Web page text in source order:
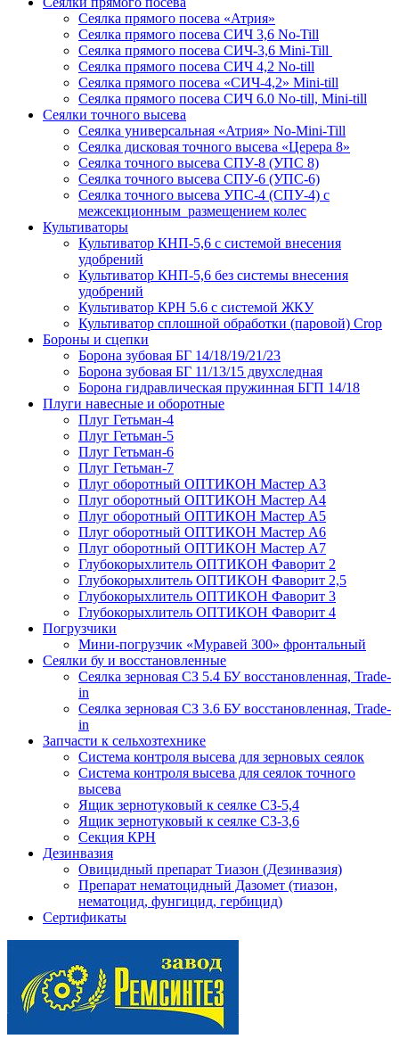
Сеялка прямого посева «Атрия»
Сеялка прямого посева СИЧ 3,6 No-Till
Сеялка прямого посева СИЧ-3,6 Mini-Till
Сеялка прямого посева СИЧ 4,2 No-till
Сеялка прямого посева «СИЧ-4,2» Mini-till
Сеялка прямого посева СИЧ 6.0 No-till, Mini-till
Сеялки точного высева
Сеялка универсальная «Атрия» No-Mini-Till
Сеялка дисковая точного высева «Церера 8»
Сеялка точного высева СПУ-8 (УПС 8)
Сеялка точного высева СПУ-6 (УПС-6)
Сеялка точного высева УПС-4 (СПУ-4) с
межсекционным размещением колес
Культиваторы
Культиватор КНП-5,6 с системой внесения
удобрений
Культиватор КНП-5,6 без системы внесения
удобрений
Культиватор КРН 5.6 с системой ЖКУ
Культиватор сплошной обработки (паровой) Crop
Бороны и сцепки
Борона зубовая БГ 14/18/19/21/23
Борона зубовая БГ 11/13/15 двухследная
Борона гидравлическая пружинная БГП 14/18
Плуги навесные и оборотные
Плуг Гетьман-4
Плуг Гетьман-5
Плуг Гетьман-6
Плуг Гетьман-7
Плуг оборотный ОПТИКОН Мастер А3
Плуг оборотный ОПТИКОН Мастер А4
Плуг оборотный ОПТИКОН Мастер А5
Плуг оборотный ОПТИКОН Мастер А6
Плуг оборотный ОПТИКОН Мастер А7
Глубокорыхлитель ОПТИКОН Фаворит 2
Глубокорыхлитель ОПТИКОН Фаворит 2,5
Глубокорыхлитель ОПТИКОН Фаворит 3
Глубокорыхлитель ОПТИКОН Фаворит 4
Погрузчики
Мини-погрузчик «Муравей 300» фронтальный
Сеялки бу и восстановленные
Сеялка зерновая СЗ 5.4 БУ восстановленная, Trade-
in
Сеялка зерновая СЗ 3.6 БУ восстановленная, Trade-
in
Запчасти к сельхозтехнике
Система контроля высева для зерновых сеялок
Система контроля высева для сеялок точного
высева
Ящик зернотуковый к сеялке СЗ-5,4
Ящик зернотуковый к сеялке СЗ-3,6
Секция КРН
Дезинвазия
Овицидный препарат Тиазон (Дезинвазия)
Препарат нематоцидный Дазомет (тиазон,
нематоцид, фунгицид, гербицид)
Сертификаты